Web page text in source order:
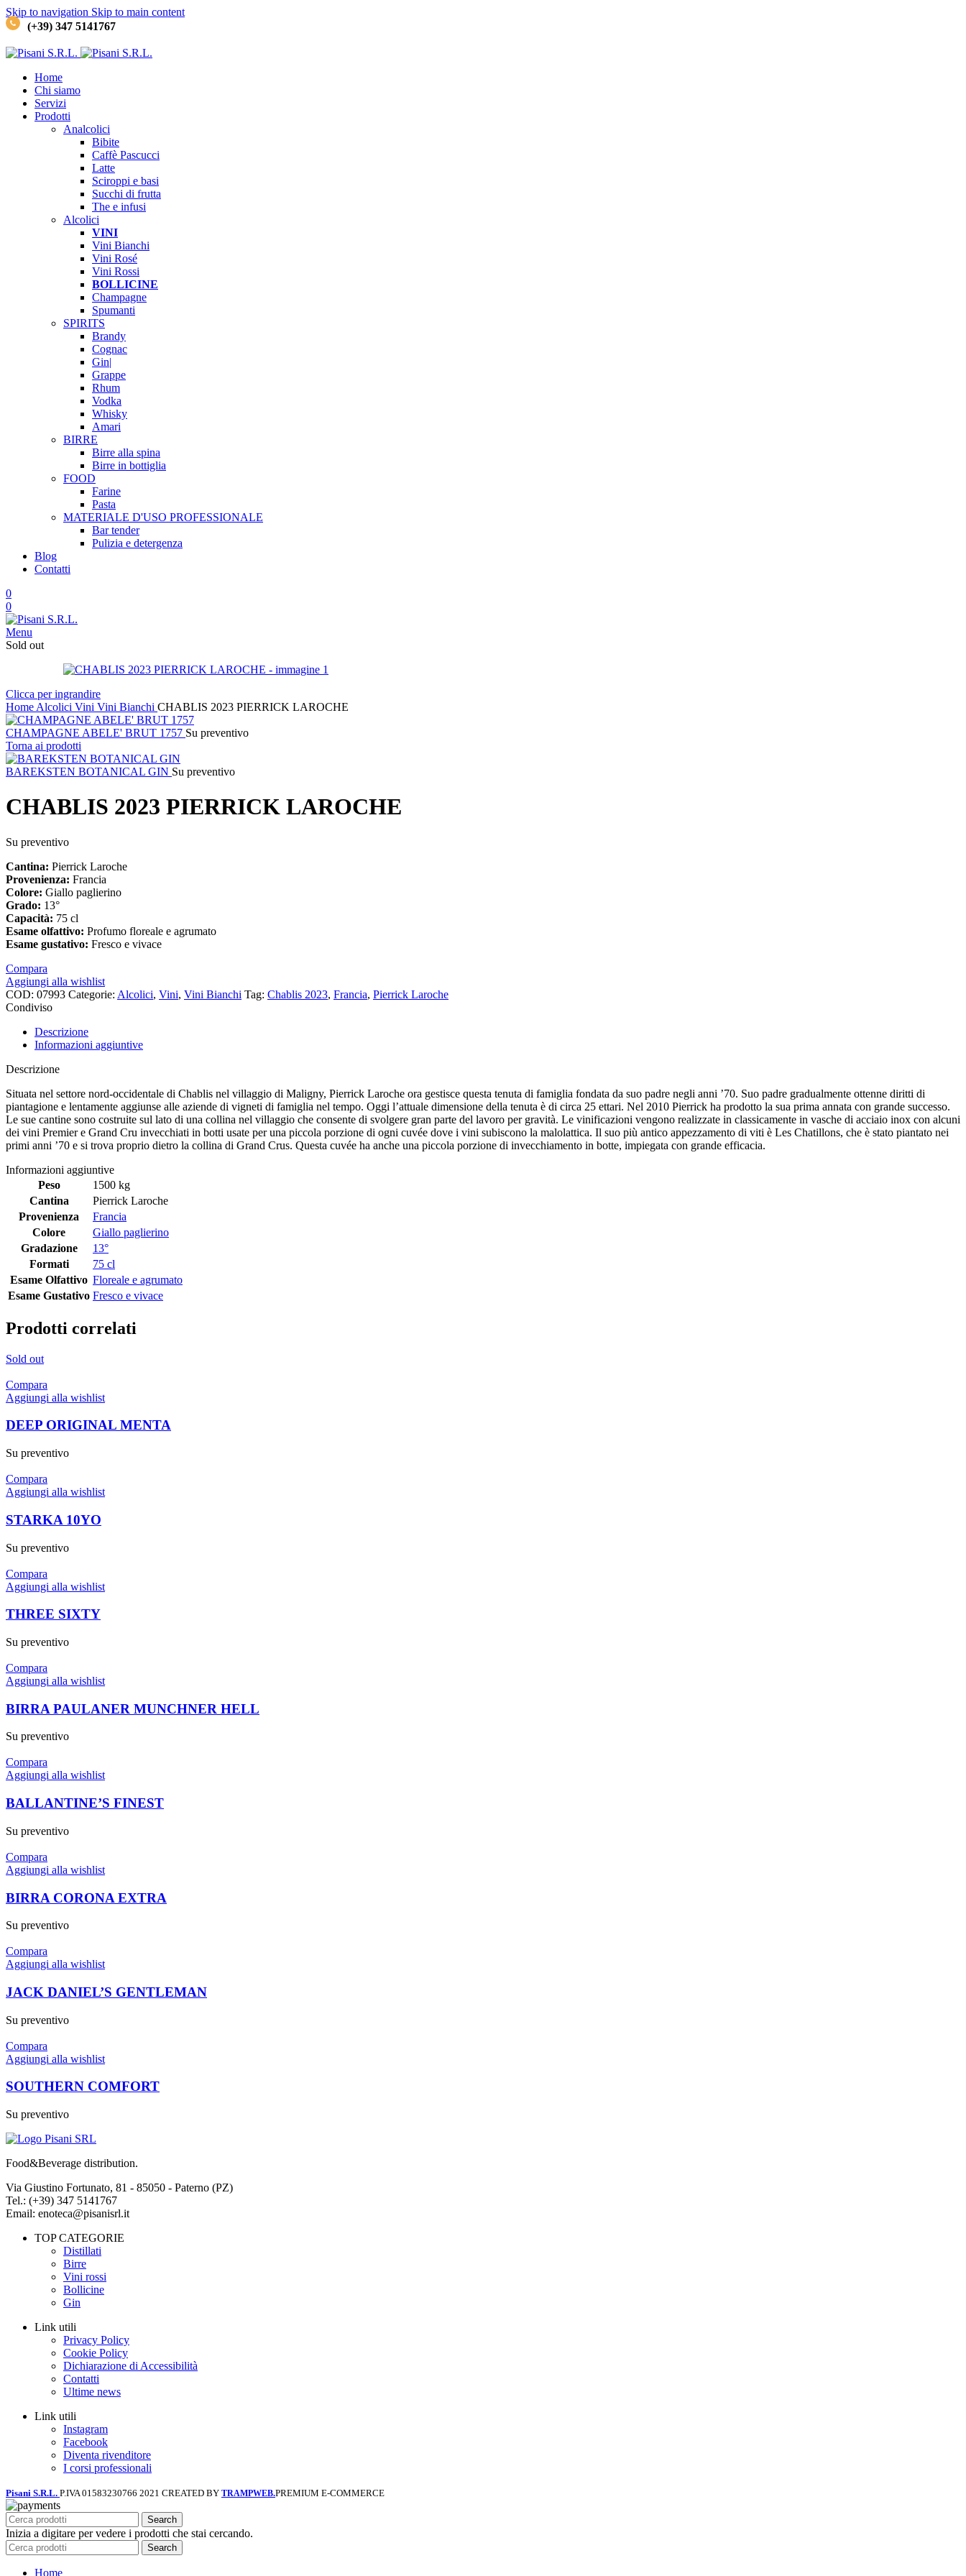
Skip to navigation Skip to main content
(+39) 347 5141767
Home
Chi siamo
Servizi
Prodotti
Analcolici
Bibite
Caffè Pascucci
Latte
Sciroppi e basi
Succhi di frutta
The e infusi
Alcolici
VINI
Vini Bianchi
Vini Rosé
Vini Rossi
BOLLICINE
Champagne
Spumanti
SPIRITS
Brandy
Cognac
Gin|
Grappe
Rhum
Vodka
Whisky
Amari
BIRRE
Birre alla spina
Birre in bottiglia
FOOD
Farine
Pasta
MATERIALE D'USO PROFESSIONALE
Bar tender
Pulizia e detergenza
Blog
Contatti
0
0
Menu
Sold out
Clicca per ingrandire
Home Alcolici Vini Vini Bianchi CHABLIS 2023 PIERRICK LAROCHE
CHAMPAGNE ABELE' BRUT 1757 Su preventivo
Torna ai prodotti
BAREKSTEN BOTANICAL GIN Su preventivo
CHABLIS 2023 PIERRICK LAROCHE
Su preventivo
Cantina: Pierrick Laroche
Provenienza: Francia
Colore: Giallo paglierino
Grado: 13°
Capacità: 75 cl
Esame olfattivo: Profumo floreale e agrumato
Esame gustativo: Fresco e vivace
Compara
Aggiungi alla wishlist
COD: 07993 Categorie: Alcolici, Vini, Vini Bianchi Tag: Chablis 2023, Francia, Pierrick Laroche
Condiviso
Descrizione
Informazioni aggiuntive
Descrizione
Situata nel settore nord-occidentale di Chablis nel villaggio di Maligny, Pierrick Laroche ora gestisce questa tenuta di famiglia fondata da suo padre negli anni ’70. Suo padre gradualmente ottenne diritti di
piantagione e lentamente aggiunse alle aziende di vigneti di famiglia nel tempo. Oggi l’attuale dimensione della tenuta è di circa 25 ettari. Nel 2010 Pierrick ha prodotto la sua prima annata con grande successo.
Le sue cantine sono costruite sul lato di una collina nel villaggio che consente di svolgere gran parte del lavoro per gravità. Le vinificazioni vengono realizzate in classicamente in vasche di acciaio inox con alcuni
dei vini Premier e Grand Cru invecchiati in botti usate per una piccola porzione di ogni cuvée dove i vini subiscono la malolattica. Il suo più antico appezzamento di viti è Les Chatillons, che è stato piantato nei
primi anni ’70 e si trova proprio dietro la collina di Grand Crus. Questa cuvée ha anche una piccola porzione di invecchiamento in botte, impiegata con grande efficacia.
Informazioni aggiuntive
Peso
1500 kg
Cantina
Pierrick Laroche
Provenienza
Francia
Colore
Giallo paglierino
Gradazione
13°
Formati
75 cl
Esame Olfattivo Floreale e agrumato
Esame Gustativo Fresco e vivace
Prodotti correlati
Sold out
Compara
Aggiungi alla wishlist
DEEP ORIGINAL MENTA
Su preventivo
Compara
Aggiungi alla wishlist
STARKA 10YO
Su preventivo
Compara
Aggiungi alla wishlist
THREE SIXTY
Su preventivo
Compara
Aggiungi alla wishlist
BIRRA PAULANER MUNCHNER HELL
Su preventivo
Compara
Aggiungi alla wishlist
BALLANTINE’S FINEST
Su preventivo
Compara
Aggiungi alla wishlist
BIRRA CORONA EXTRA
Su preventivo
Compara
Aggiungi alla wishlist
JACK DANIEL’S GENTLEMAN
Su preventivo
Compara
Aggiungi alla wishlist
SOUTHERN COMFORT
Su preventivo
Food&Beverage distribution.
Via Giustino Fortunato, 81 - 85050 - Paterno (PZ)
Tel.: (+39) 347 5141767
Email: enoteca@pisanisrl.it
TOP CATEGORIE
Distillati
Birre
Vini rossi
Bollicine
Gin
Link utili
Privacy Policy
Cookie Policy
Dichiarazione di Accessibilità
Contatti
Ultime news
Link utili
Instagram
Facebook
Diventa rivenditore
I corsi professionali
Pisani S.R.L. P.IVA 01583230766 2021 CREATED BY TRAMPWEB.PREMIUM E-COMMERCE
Search
Inizia a digitare per vedere i prodotti che stai cercando.
Search
Home